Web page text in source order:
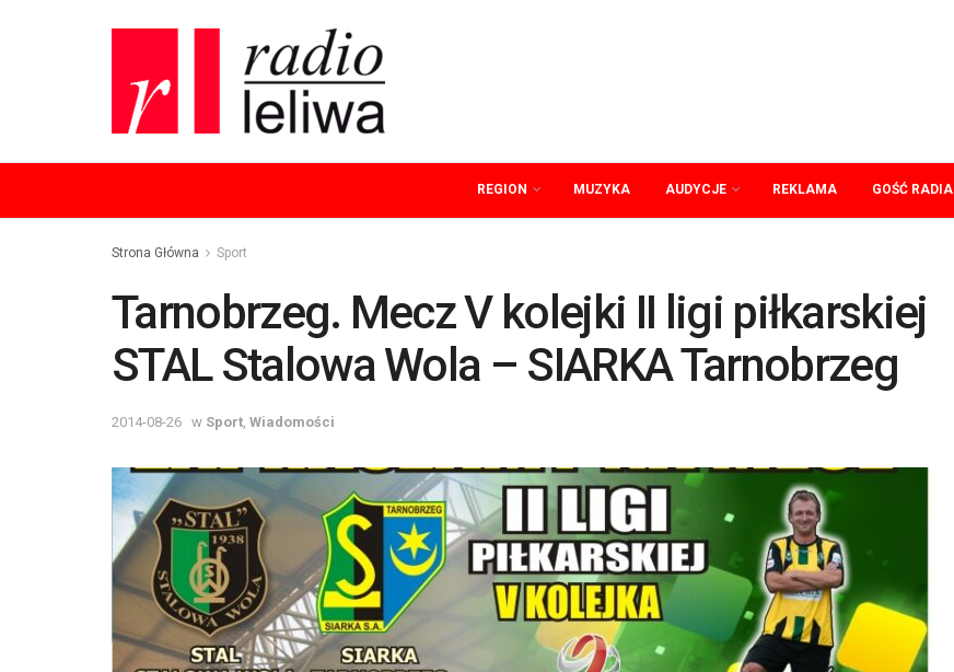
REGION MUZYKA AUDYCJE REKLAMA GOŚĆ RADIA
Strona Główna Sport
Tarnobrzeg. Mecz V kolejki II ligi piłkarskiej
STAL Stalowa Wola – SIARKA Tarnobrzeg
2014-08-26 w Sport Wiadomości